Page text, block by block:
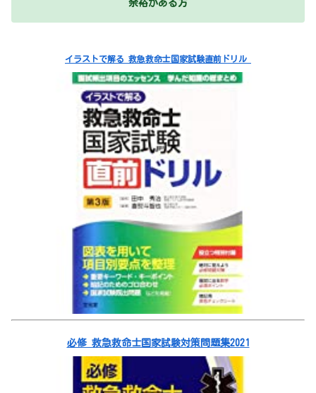
余裕がある方
イラストで解る 救急救命士国家試験直前ドリル
必修 救急救命士国家試験対策問題集2021